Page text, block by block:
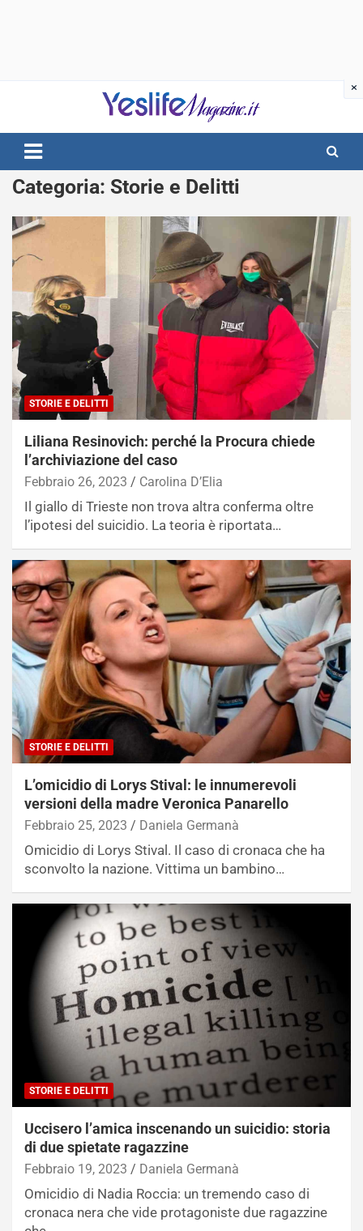
notizie di intrattenimento
Categoria: Storie e Delitti
STORIE E DELITTI
Liliana Resinovich: perché la Procura chiede
l’archiviazione del caso
Febbraio 26, 2023 Carolina D’Elia
Il giallo di Trieste non trova altra conferma oltre
l’ipotesi del suicidio. La teoria è riportata…
STORIE E DELITTI
L’omicidio di Lorys Stival: le innumerevoli
versioni della madre Veronica Panarello
Febbraio 25, 2023 Daniela Germanà
Omicidio di Lorys Stival. Il caso di cronaca che ha
sconvolto la nazione. Vittima un bambino…
STORIE E DELITTI
Uccisero l’amica inscenando un suicidio: storia
di due spietate ragazzine
Febbraio 19, 2023 Daniela Germanà
Omicidio di Nadia Roccia: un tremendo caso di
cronaca nera che vide protagoniste due ragazzine